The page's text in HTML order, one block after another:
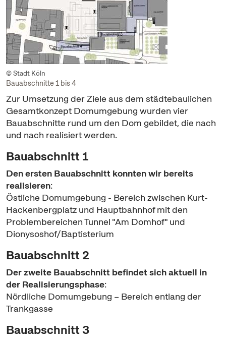
© Stadt Köln
Bauabschnitte 1 bis 4
Zur Umsetzung der Ziele aus dem städtebaulichen
Gesamtkonzept Domumgebung wurden vier
Bauabschnitte rund um den Dom gebildet, die nach
und nach realisiert werden.
Bauabschnitt 1
Den ersten Bauabschnitt konnten wir bereits
realisieren:
Östliche Domumgebung - Bereich zwischen Kurt-
Hackenbergplatz und Hauptbahnhof mit den
Problembereichen Tunnel "Am Domhof" und
Dionysoshof/Baptisterium
Bauabschnitt 2
Der zweite Bauabschnitt befindet sich aktuell in
der Realisierungsphase:
Nördliche Domumgebung – Bereich entlang der
Trankgasse
Bauabschnitt 3